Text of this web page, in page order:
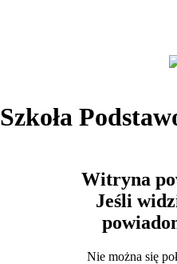
Szkoła
Witryna
Jeśli
Nie można się